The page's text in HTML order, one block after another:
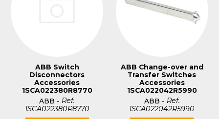
ABB Switch
Disconnectors
Accessories
1SCA022380R8770
ABB - Ref.
1SCA022380R8770
ABB Change-over and
Transfer Switches
Accessories
1SCA022042R5990
ABB - Ref.
1SCA022042R5990